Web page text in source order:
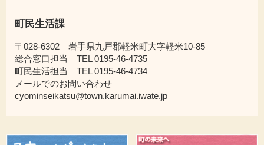
町民生活課
〒028-6302 岩手県九戸郡軽米町大字軽米10-85
総合窓口担当 TEL 0195-46-4735
町民生活担当 TEL 0195-46-4734
メールでのお問い合わせ
cyominseikatsu@town.karumai.iwate.jp